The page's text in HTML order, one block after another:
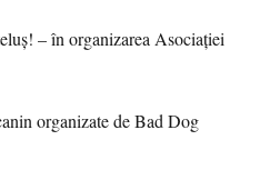
– în organizarea Asociaţiei
organizate de Bad Dog